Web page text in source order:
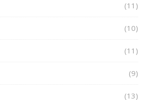
(11)
(10)
(11)
(9)
(13)